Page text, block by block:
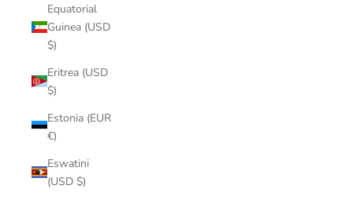
Equatorial
Guinea (USD
$)
Eritrea (USD
$)
Estonia (EUR
€)
Eswatini
(USD $)